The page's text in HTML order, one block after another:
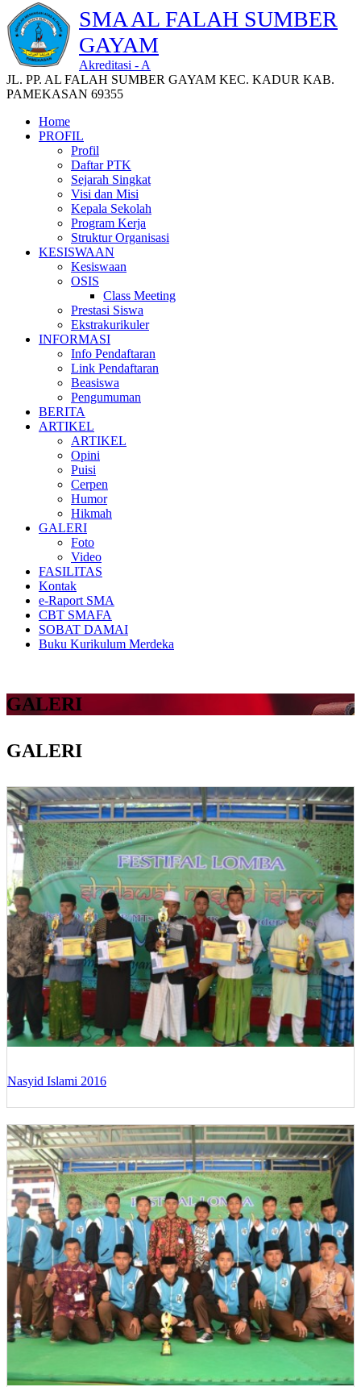
SMA AL FALAH SUMBER
GAYAM
Akreditasi - A
JL. PP. AL FALAH SUMBER GAYAM KEC. KADUR KAB.
PAMEKASAN 69355
Home
PROFIL
Profil
Daftar PTK
Sejarah Singkat
Visi dan Misi
Kepala Sekolah
Program Kerja
Struktur Organisasi
KESISWAAN
Kesiswaan
OSIS
Class Meeting
Prestasi Siswa
Ekstrakurikuler
INFORMASI
Info Pendaftaran
Link Pendaftaran
Beasiswa
Pengumuman
BERITA
ARTIKEL
ARTIKEL
Opini
Puisi
Cerpen
Humor
Hikmah
GALERI
Foto
Video
FASILITAS
Kontak
e-Raport SMA
CBT SMAFA
SOBAT DAMAI
Buku Kurikulum Merdeka
GALERI
GALERI
Nasyid Islami 2016